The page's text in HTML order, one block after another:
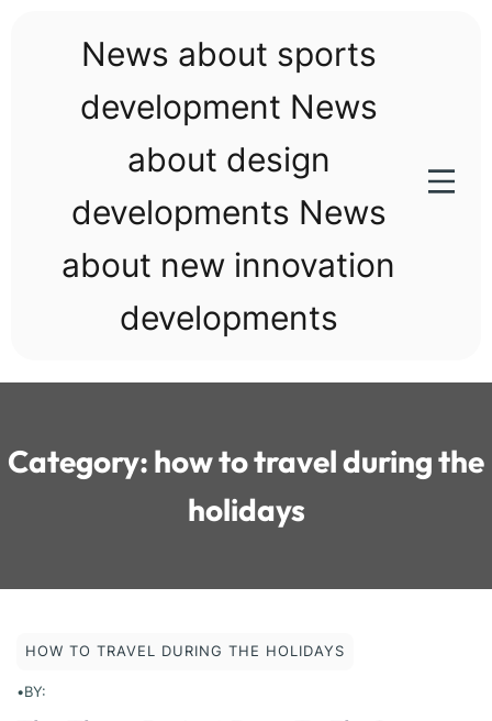
News about sports
development News
about design
developments News
about new innovation
developments
Category: how to travel during the
holidays
HOW TO TRAVEL DURING THE HOLIDAYS
•BY: